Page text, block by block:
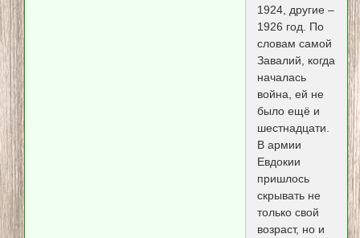
1924, другие –
1926 год. По
словам самой
Завалий, когда
началась
война, ей не
было ещё и
шестнадцати.
В армии
Евдокии
пришлось
скрывать не
только свой
возраст, но и